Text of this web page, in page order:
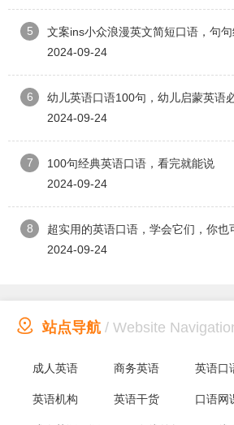
5
文案ins小众浪漫英文简短口语，句句
2024-09-24
6
幼儿英语口语100句，幼儿启蒙英语
2024-09-24
7
100句经典英语口语，看完就能说
2024-09-24
8
2024-09-24
 站点导航 / Website
成人英语 商务英语 英语口
英语机构 英语干货 口语网